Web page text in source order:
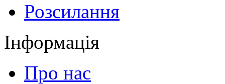
Розсилання
Інформація
Про нас